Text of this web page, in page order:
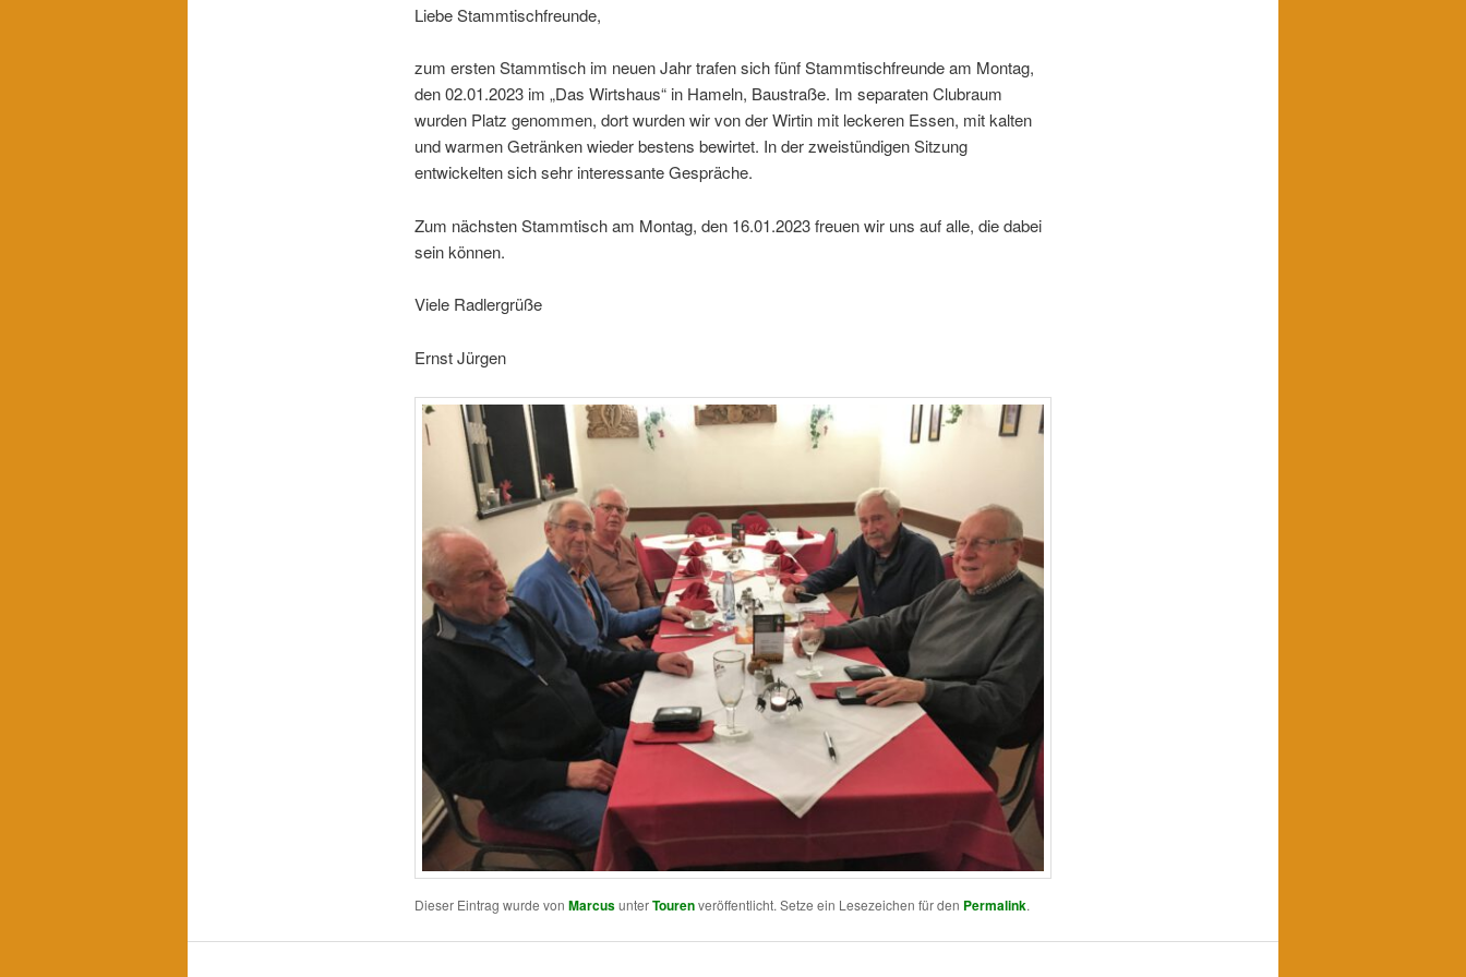
Liebe Stammtischfreunde,
zum ersten Stammtisch im neuen Jahr trafen sich fünf Stammtischfreunde am Montag,
den 02.01.2023 im „Das Wirtshaus“ in Hameln, Baustraße. Im separaten Clubraum
wurden Platz genommen, dort wurden wir von der Wirtin mit leckeren Essen, mit kalten
und warmen Getränken wieder bestens bewirtet. In der zweistündigen Sitzung
entwickelten sich sehr interessante Gespräche.
Zum nächsten Stammtisch am Montag, den 16.01.2023 freuen wir uns auf alle, die dabei
sein können.
Viele Radlergrüße
Ernst Jürgen
Dieser Eintrag wurde von MarcusunterTourenveröffentlicht. Setze ein Lesezeichen für den Permalink.